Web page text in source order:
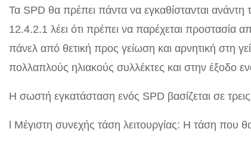
Τα SPD θα πρέπει πάντα να εγκαθίστανται
12.4.2.1 λέει ότι πρέπει να παρέχεται προστασία
πάνελ από θετική προς γείωση και αρνητική στη
πολλαπλούς ηλιακούς συλλέκτες και στην έξοδο
Η σωστή εγκατάσταση ενός SPD βασίζεται σε τρεις
l Μέγιστη συνεχής τάση λειτουργίας: Η τάση που